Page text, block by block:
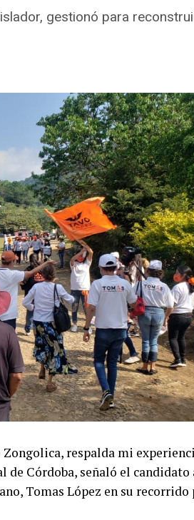
gestionó para
Zongolica, respalda mi
de Córdoba, señaló el candidato
Tomas López en su recorrido